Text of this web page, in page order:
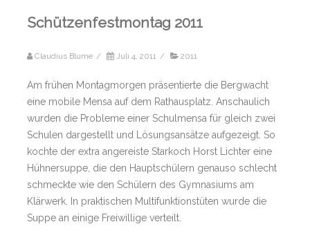
Schützenfestmontag 2011
Claudius Blume / Juli 4, 2011 / 2011
Am frühen Montagmorgen präsentierte die Bergwacht
eine mobile Mensa auf dem Rathausplatz. Anschaulich
wurden die Probleme einer Schulmensa für gleich zwei
Schulen dargestellt und Lösungsansätze aufgezeigt. So
kochte der extra angereiste Starkoch Horst Lichter eine
Hühnersuppe, die den Hauptschülern genauso schlecht
schmeckte wie den Schülern des Gymnasiums am
Klärwerk. In praktischen Multifunktionstüten wurde die
Suppe an einige Freiwillige verteilt.